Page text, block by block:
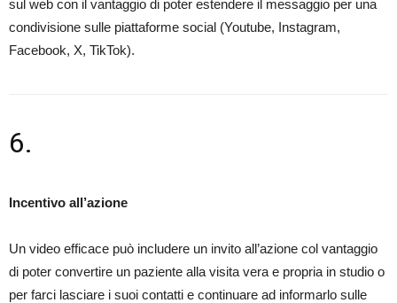
sul web con il vantaggio di poter estendere il messaggio per una
condivisione sulle piattaforme social (Youtube, Instagram,
Facebook, X, TikTok).
6.
Incentivo all’azione
Un video efficace può includere un invito all’azione col vantaggio
di poter convertire un paziente alla visita vera e propria in studio o
per farci lasciare i suoi contatti e continuare ad informarlo sulle